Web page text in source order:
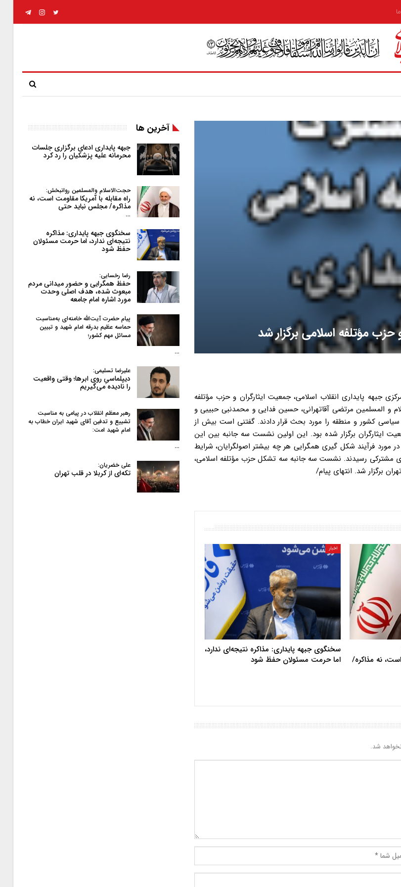
مؤتلفه اسلامی برگزار شد
جبهه پایداری انقلاب اسلامی، جمعیت ایثارگران و حزب مؤتلفه
المسلمین مرتضی آقاتهرانی، حسین فدایی و محمدنبی حبیبی و
کشور و منطقه را مورد بحث قرار دادند. گفتنی است بیش از
ایثارگران برگزار شده بود. این اولین نشست سه جانبه بین این
فرآیند شکل گیری همگرایی هر چه بیشتر اصولگرایان، شرایط
مشترکی رسیدند. نشست سه جانبه سه تشکل حزب مؤتلفه اسلامی،
برگزار شد. انتهای پیام/
نه مذاکره/
اخبار
سخنگوی جبهه پایداری: مذاکره نتیجه‌ای ندارد،
اما حرمت مسئولان حفظ شود
شد.
آخرین ها
جبهه پایداری ادعای برگزاری جلسات
محرمانه علیه پزشکیان را رد کرد
حجت‌الاسلام والمسلمین روانبخش:
راه مقابله با آمریکا مقاومت است، نه
مذاکره/ مجلس نباید حتی
…
سخنگوی جبهه پایداری: مذاکره
نتیجه‌ای ندارد، اما حرمت مسئولان
حفظ شود
رضا رخسایی:
حفظ همگرایی و حضور میدانی مردم
مبعوث شده، هدف اصلی وحدت
مورد اشاره امام جامعه
پیام حضرت آیت‌الله خامنه‌ای به‌مناسبت
حماسه عظیم بدرقه امام شهید و تبیین
مسائل مهم کشور؛
…
علیرضا تسلیمی:
دیپلماسیِ روی ابرها؛ وقتی واقعیت
را نادیده می‌گیریم
رهبر معظم انقلاب در پیامی به‌ مناسبت
تشییع و تدفین آقای شهید ایران خطاب به
امام شهید امت:
…
علی خضریان:
تکه‌ای از کربلا در قلب تهران